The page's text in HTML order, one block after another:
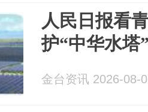
人民日报看
护“中华水塔
金台资讯 2026-08-